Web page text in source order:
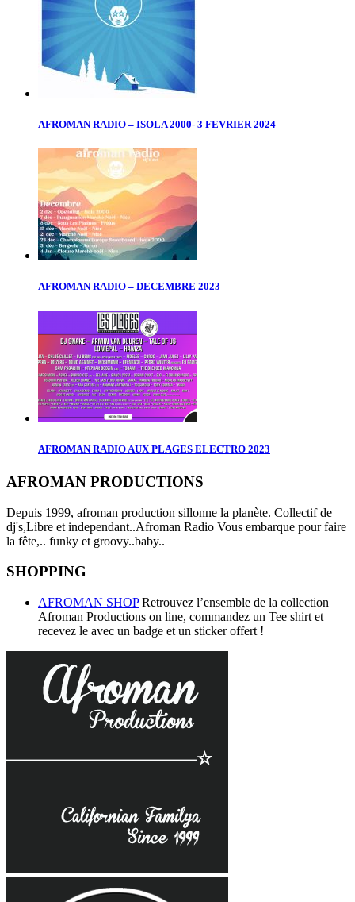
AFROMAN RADIO – ISOLA 2000- 3 FEVRIER 2024
AFROMAN RADIO – DECEMBRE 2023
AFROMAN RADIO AUX PLAGES ELECTRO 2023
AFROMAN PRODUCTIONS
Depuis 1999, afroman production sillonne la planète. Collectif de
dj's,Libre et independant..Afroman Radio Vous embarque pour faire
la fête,.. funky et groovy..baby..
SHOPPING
AFROMAN SHOPRetrouvez l’ensemble de la collection
Afroman Productions on line, commandez un Tee shirt et
recevez le avec un badge et un sticker offert !